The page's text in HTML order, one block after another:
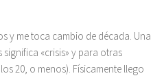
y me toca cambio de década. Una
«crisis» y para otras
20, o menos). Físicamente llego